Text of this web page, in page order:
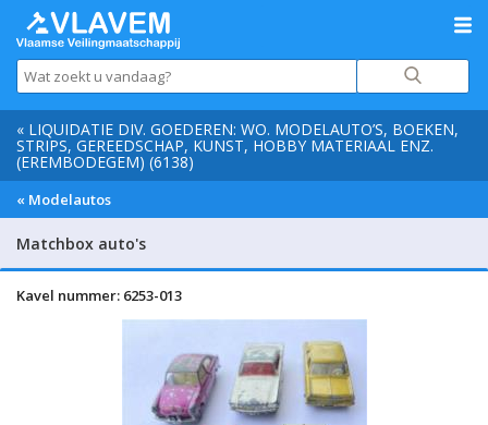
« LIQUIDATIE DIV. GOEDEREN: WO. MODELAUTO’S, BOEKEN,
STRIPS, GEREEDSCHAP, KUNST, HOBBY MATERIAAL ENZ.
(EREMBODEGEM) (6138)
« Modelautos
Matchbox auto's
Kavel nummer: 6253-013